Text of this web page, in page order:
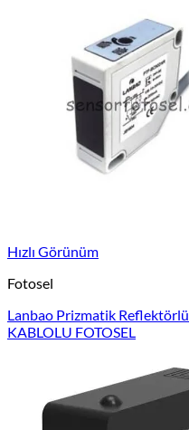
Hızlı Görünüm
Fotosel
Lanbao Prizmatik
KABLOLU FOTOSEL